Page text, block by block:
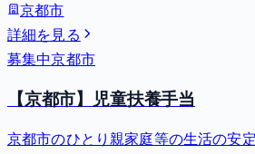
京都市
詳細を見る
募集中京都市
【京都市】児童扶養手当
京都市のひとり親家庭等の生活の安